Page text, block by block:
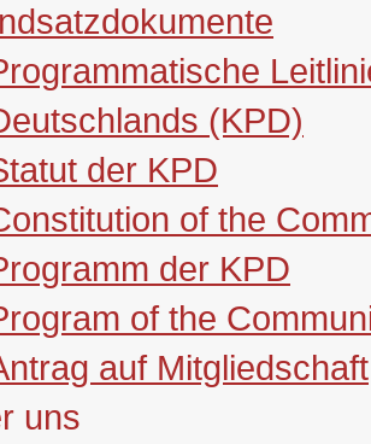
(KPD)
der KPD
of the
der KPD
of the
auf Mitgliedschaft
uns